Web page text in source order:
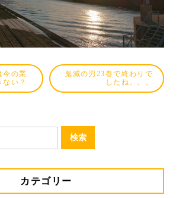
今の業
い？
鬼滅の刃23巻で終わりで
したね。。。
カテゴリー